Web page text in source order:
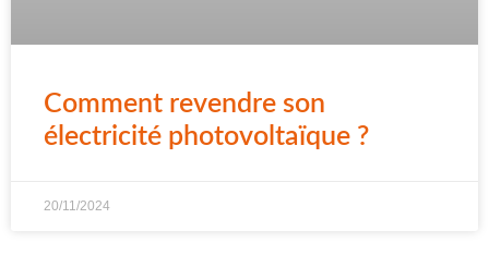
Comment revendre son
électricité photovoltaïque ?
20/11/2024